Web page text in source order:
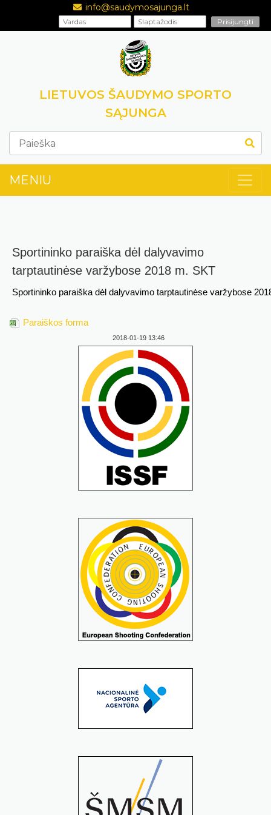
info@saudymosajunga.lt
LIETUVOS ŠAUDYMO SPORTO
SĄJUNGA
MENIU
Sportininko paraiška dėl dalyvavimo
tarptautinėse varžybose 2018 m. SKT
Sportininko paraiška dėl dalyvavimo tarptautinėse varžybose
Paraiškos forma
2018-01-19 13:46